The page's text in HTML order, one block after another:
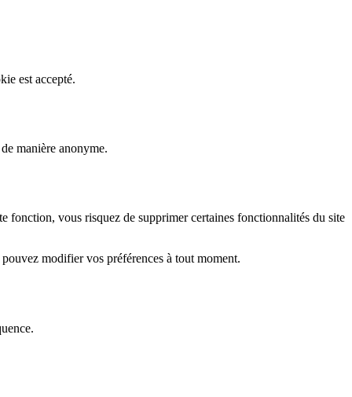
est accepté.
manière anonyme.
fonction, vous risquez de supprimer certaines fonctionnalités du site
modifier vos préférences à tout moment.